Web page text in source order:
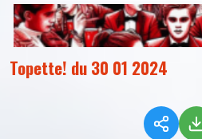
Topette! du 30 01 2024